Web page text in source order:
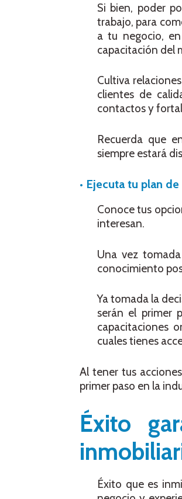
Si bien, poder
trabajo, para
a tu negocio, en
capacitación del
Cultiva
clientes de
contactos y
Recuerda que
siempre estará
• Ejecuta tu plan
Conoce tus
interesan.
Una vez
conocimiento
Ya tomada la
serán el primer
capacitaciones
cuales tienes
Al tener tus
primer paso en la
Éxito
Éxito que es